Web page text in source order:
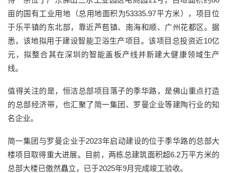
亩的国有工业用地（总用地面积为53335.97平方米），项目位
于乐平镇的东北部，靠近芦苞镇、南海和顺、广州花都区。据
悉，该地拟用于建设智能卫浴生产项目。该项目总投资近10亿
元，拟整合其在深圳的智能盖板产线并新建大健康领域生产
线。
值得关注的是，恒洁总部项目落子的季华路，是佛山重点打造
的总部经济带，也汇聚了简一集团、罗曼企业等建陶行业的知
名企业。
简一集团与罗曼企业于2023年启动建设的位于季华路的总部大
楼项目取得重大进展。目前，两栋总建筑面积超6.2万平方米的
总部大楼已傲然矗立，已于2025年9月完成竣工验收。